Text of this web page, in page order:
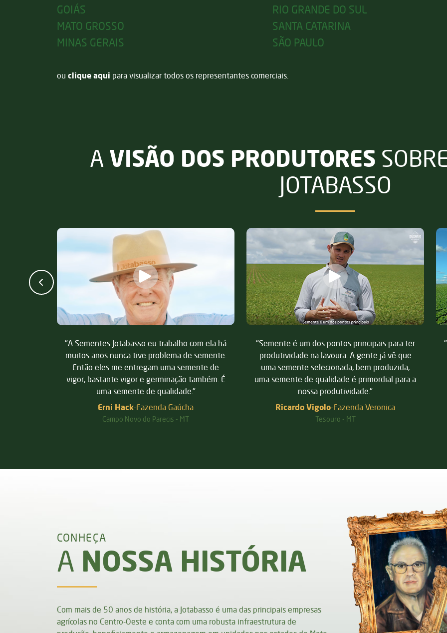
GOIÁS
MATO GROSSO
MINAS GERAIS
RIO GRANDE DO SUL
SANTA CATARINA
SÃO PAULO
ou clique aqui para visualizar todos os representantes comerciais.
A VISÃO DOS PRODUTORES
JOTABASSO
"Semente é um dos pontos principais para ter
produtividade na lavoura. A gente já vê que
uma semente selecionada, bem produzida,
uma semente de qualidade é primordial para a
nossa produtividade."
Ricardo Vigolo-Fazenda Veronica
Tesouro - MT
"As sementes todas foram boas. Semente com
vigor bom, é 100%. Começa tudo com a
semente, né?"
Erasmo Pelisão-Fazenda Pelisão
Santa Rita do Trivelato - MT
CONHEÇA
A NOSSA HISTÓRIA
Com mais de 50 anos de história, a Jotabasso é uma das principais empresas
agrícolas no Centro-Oeste e conta com uma robusta infraestrutura de